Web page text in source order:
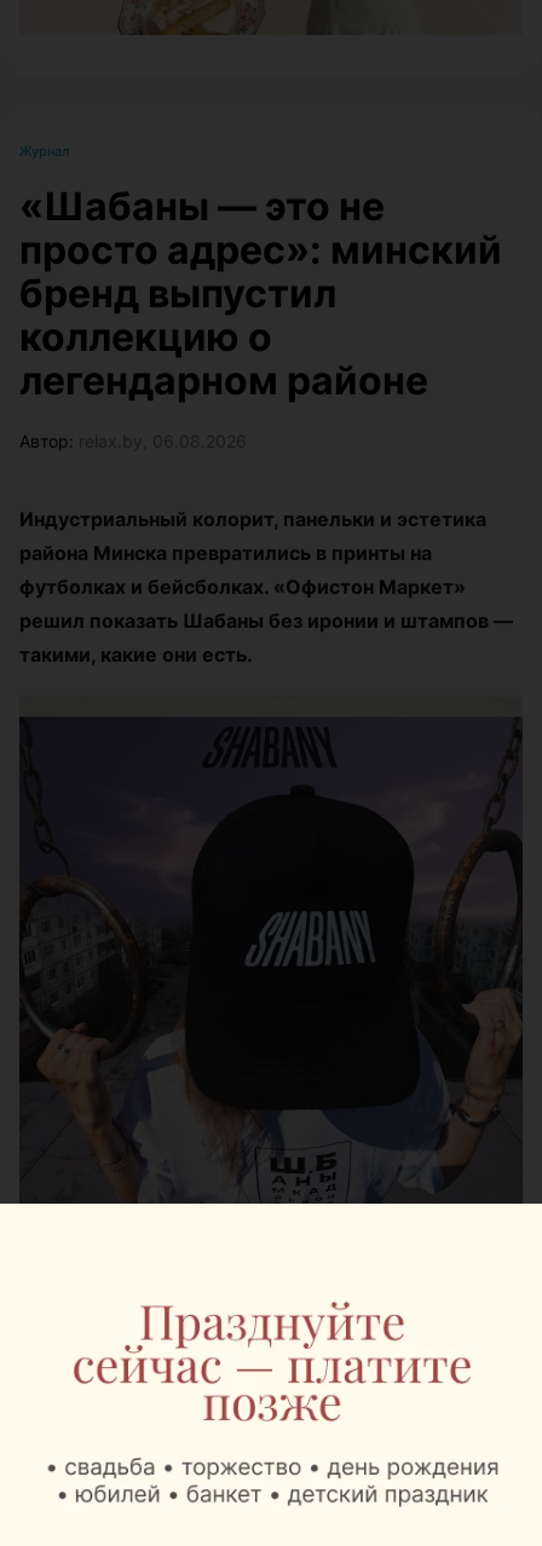
Журнал
«Шабаны — это не
просто адрес»: минский
бренд выпустил
коллекцию о
легендарном районе
Автор:
Индустриальный колорит, панельки и эстетика
района Минска превратились в принты на
футболках и бейсболках. «Офистон Маркет»
решил показать Шабаны без иронии и штампов —
такими, какие они есть.
Как родилась идея?